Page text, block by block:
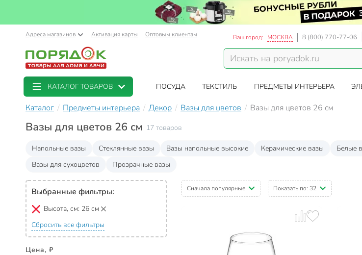
Адреса магазинов Активация карты Оптовым клиентам Ваш город: МОСКВА 8 (800) 770-77-06
КАТАЛОГ ТОВАРОВ ПОСУДА ТЕКСТИЛЬ ПРЕДМЕТЫ ИНТЕРЬЕРА
Каталог Предметы интерьера Декор Вазы для цветов Вазы для цветов 26 см
Вазы для цветов 26 см 17 товаров
Напольные вазы Стеклянные вазы Вазы напольные высокие Керамические вазы Белые
Вазы для сухоцветов
Прозрачные вазы
Выбранные фильтры:
Высота, см: 26 см
Сбросить все фильтры
Цена, ₽
Сначала популярные Показать по: 32